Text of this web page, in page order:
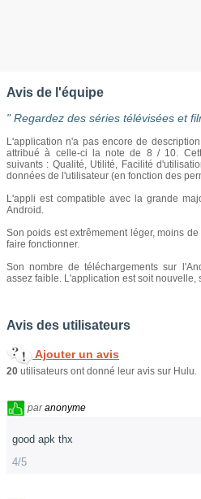
Avis de l'équipe
"Regardez des séries télévisées et
L'application n'a pas encore de
attribué à celle-ci la note de 8 / 10.
suivants : Qualité, Utilité, Facilité
données de l'utilisateur (en fonction des
L'appli est compatible avec la grande
Android.
Son poids est extrêmement léger, moins
faire fonctionner.
Son nombre de téléchargements sur
assez faible. L'application est soit
Avis des utilisateurs
Ajouter un avis
20 utilisateurs ont donné leur avis sur Hulu.
paranonyme
good apk thx
4/5